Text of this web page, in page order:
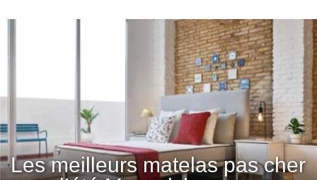
Les meilleurs matelas pas cher